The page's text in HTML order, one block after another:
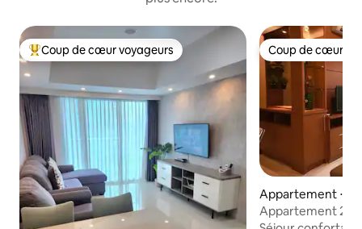
Coups de cœur voyageurs les plus appréciés
Coup de cœur voyageurs Coup de cœur
Coup de cœur
Appartement ⋅
g
Appartement 2